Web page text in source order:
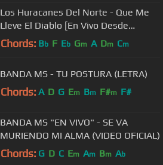
Los Huracanes Del Norte - Que Me
Lleve El Diablo [En Vivo Desde
Monterrey]
Chords: Bb F Eb Gm A Dm Cm
BANDA MS - TU POSTURA (LETRA)
Chords: A D G Em Bm F#m F#
BANDA MS "EN VIVO" - SE VA
MURIENDO MI ALMA (VIDEO OFICIAL)
Chords: G D C Em Am Bm Ab